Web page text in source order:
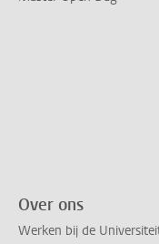
Over ons
Werken bij de